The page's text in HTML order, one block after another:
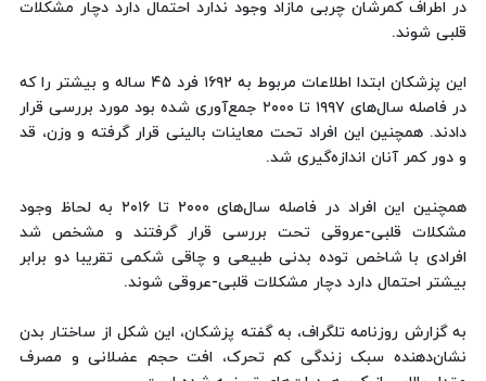
در اطراف کمرشان چربی مازاد وجود ندارد احتمال دارد دچار مشکلات
قلبی شوند.
این پزشکان ابتدا اطلاعات مربوط به ۱۶۹۲ فرد ۴۵ ساله و بیشتر را که
در فاصله سال‌های ۱۹۹۷ تا ۲۰۰۰ جمع‌آوری شده بود مورد بررسی قرار
دادند. همچنین این افراد تحت معاینات بالینی قرار گرفته و وزن، قد
و دور کمر آنان اندازه‌گیری شد.
همچنین این افراد در فاصله سال‌های ۲۰۰۰ تا ۲۰۱۶ به لحاظ وجود
مشکلات قلبی-عروقی تحت بررسی قرار گرفتند و مشخص شد
افرادی با شاخص توده بدنی طبیعی و چاقی شکمی تقریبا دو برابر
بیشتر احتمال دارد دچار مشکلات قلبی-عروقی شوند.
به گزارش روزنامه تلگراف، به گفته پزشکان، این شکل از ساختار بدن
نشان‌دهنده سبک زندگی کم تحرک، افت حجم عضلانی و مصرف